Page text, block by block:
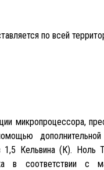
по всей
микропроцессора,
1,5 Кельвина (К). Ноль
в соответствии с